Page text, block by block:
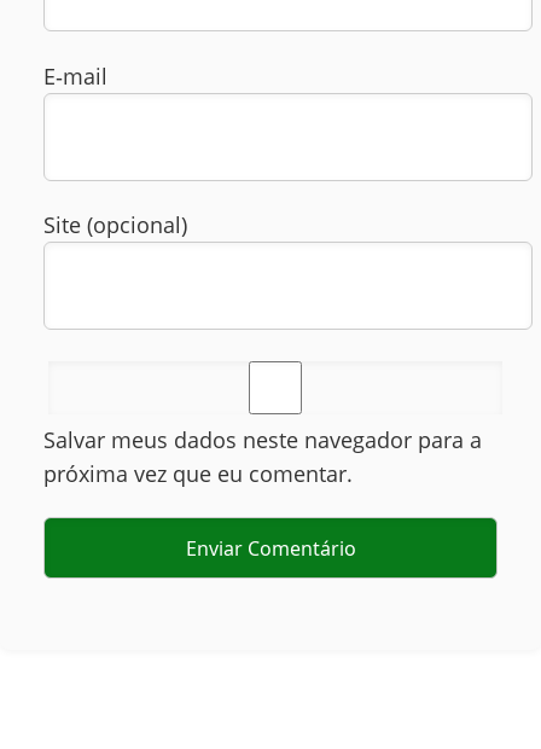
E‑mail
Site (opcional)
Salvar meus dados neste navegador para a
próxima vez que eu comentar.